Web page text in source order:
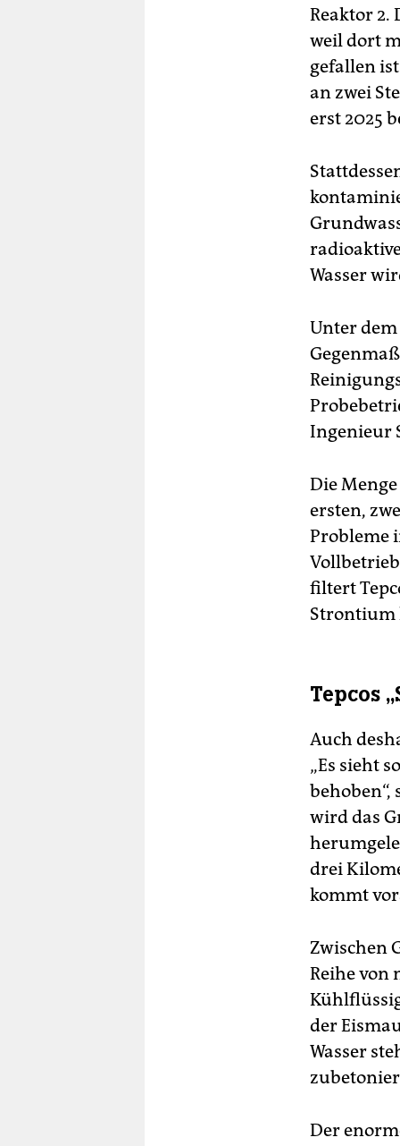
Reaktor 2.
weil dort
gefallen
an zwei
erst 2025
Wasser
Unter
Ingenieur
Die
ersten,
Probleme
filtert
Strontium
Tepcos
Auch
„Es sieht
behoben“,
wird das
drei
kommt
Zwischen
Reihe
der
Wasser
Der